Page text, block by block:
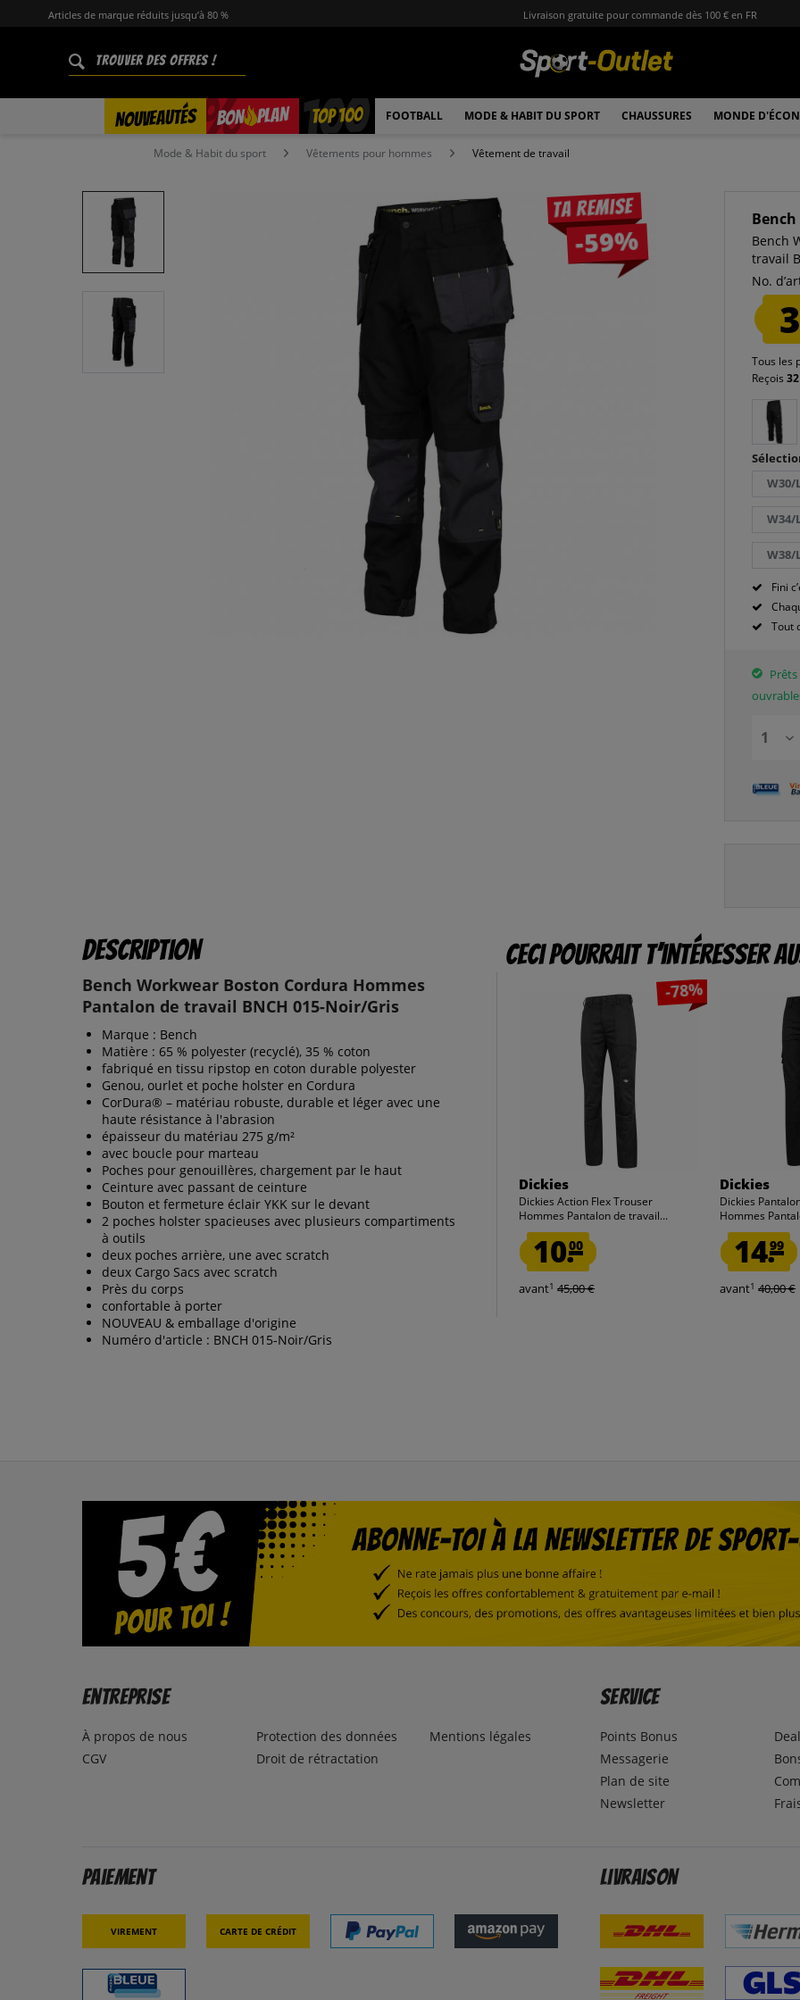
Articles de marque réduits jusqu’à 80 % Livraison gratuite pour commande dès 100 € en FR
NOUVEAUTÉS BON PLAN
% TOP 100 FOOTBALL MODE & HABIT DU SPORT CHAUSSURES MONDE
Mode & Habit du sport Vêtements pour hommes Vêtement de travail
Ta remise
-59%
Bench
Bench
travail
No.
Tous les
Reçois
W30/
W34/
W38/
Fini
Tout
Description
Bench Workwear Boston Cordura Hommes
Pantalon de travail BNCH 015-Noir/Gris
Marque : Bench
Matière : 65 % polyester (recyclé), 35 % coton
fabriqué en tissu ripstop en coton durable polyester
Genou, ourlet et poche holster en Cordura
CorDura® – matériau robuste, durable et léger avec une
haute résistance à l'abrasion
épaisseur du matériau 275 g/m²
avec boucle pour marteau
Poches pour genouillères, chargement par le haut
Ceinture avec passant de ceinture
Bouton et fermeture éclair YKK sur le devant
2 poches holster spacieuses avec plusieurs compartiments
à outils
deux poches arrière, une avec scratch
deux Cargo Sacs avec scratch
Près du corps
confortable à porter
NOUVEAU & emballage d'origine
Numéro d'article : BNCH 015-Noir/Gris
Ceci pourrait t’intéresser
-78%
Dickies
Dickies Action Flex Trouser
Hommes Pantalon de travail...
10.00
avant1 45,00 €
Dickies
Dickies
Hommes
14.99
avant1 40,00 €
Entreprise
À propos de nous
CGV
Protection des données
Droit de rétractation
Mentions légales
Service
Points Bonus
Messagerie
Plan de site
Newsletter
Paiement
Virement Carte de crédit
Livraison